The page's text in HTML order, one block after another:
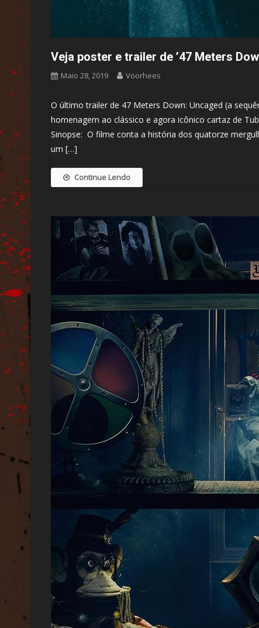
Veja poster e trailer de ’47 Meters
Maio 28, 2019 Voorhees
O último trailer de 47 Meters Down: Uncaged (a
homenagem ao clássico e agora icônico cartaz de
Sinopse: O filme conta a história dos quatorze
um […]
Continue Lendo